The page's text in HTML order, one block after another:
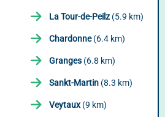
La Tour-de-Peilz (5.9 km)
Chardonne(6.4 km)
Granges (6.8 km)
Sankt-Martin (8.3 km)
Veytaux(9 km)